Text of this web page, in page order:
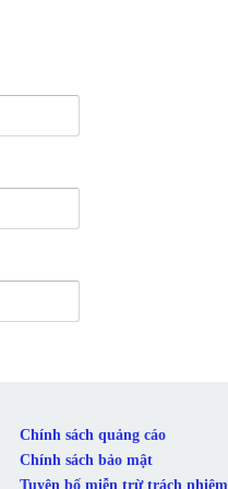
Chính sách quảng cáo
Chính sách bảo mật
Tuyên bố miễn trừ trách nhiệm